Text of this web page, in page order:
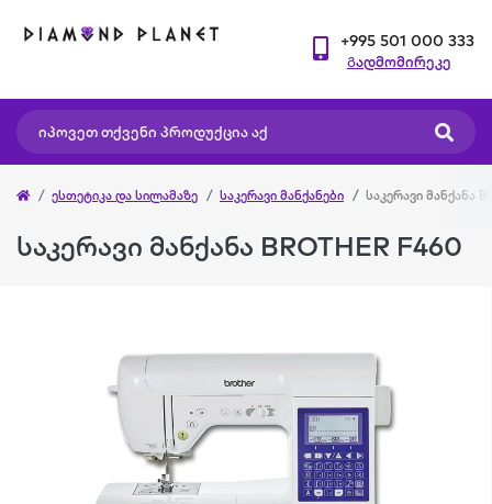
+995 501 000 333
Გადმომირეკე
ესთეტიკა და სილამაზე საკერავი მანქანები საკერავი მანქანა
საკერავი მანქანა BROTHER F460